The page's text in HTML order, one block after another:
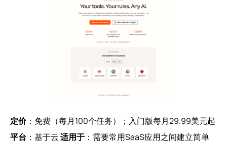
定价：免费（每月100个任务）；入门版每月29.99美元起
平台 ：基于云适用于 ：需要常用SaaS应用之间建立简单